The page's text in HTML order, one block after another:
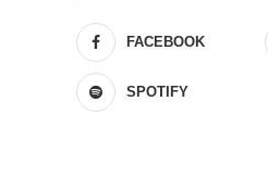
FACEBOOK
SPOTIFY